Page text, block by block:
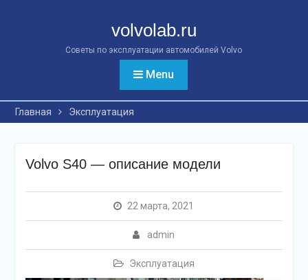
volvolab.ru
Советы по эксплуатации автомобилей Volvo
Menu
Главная Эксплуатация
Volvo S40 — описание модели
22 марта, 2021
admin
Эксплуатация